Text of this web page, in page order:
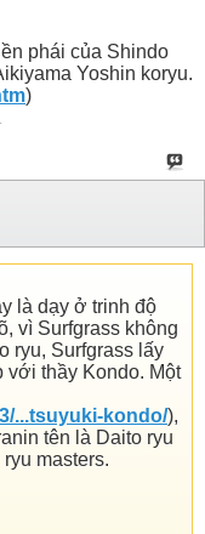
phái của Shindo
Yoshin koryu.
)
.
là dạy ở trinh độ
vì Surfgrass không
ryu, Surfgrass lấy
với thầy Kondo. Một
...tsuyuki-kondo/),
tên là Daito ryu
masters.